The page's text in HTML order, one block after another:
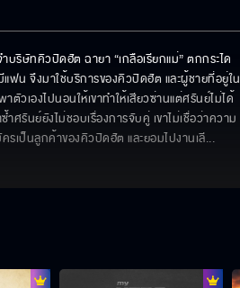
ษัทคิวปิดฮัต ฉายา “เกลือเรียกแม่” ตกกระได
ฟน จึงมาใช้บริการของคิวปิดฮัต และผู้ชายที่อยู่ใน
องไปนอนให้เขาทำให้เสียวซ่านแต่ศรันย์ไม่ได้
รันย์ยังไม่ชอบเรื่องการจับคู่ เขาไม่เชื่อว่าความ
เป็นลูกค้าของคิวปิดฮัต และยอมไปงานเลี...